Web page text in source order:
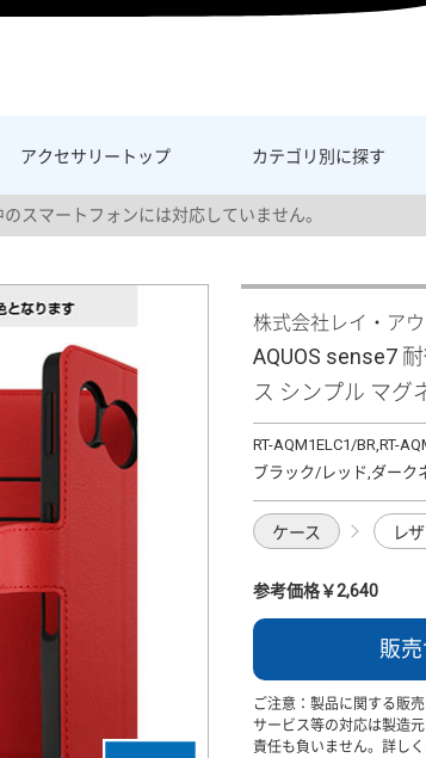
アクセサリー トップ カテゴリ別に探す
スマートフォンには対応していません。
株式会社レイ・ア
AQUOS sense7
ス シンプル マグ
RT-AQM1ELC1/BR,RT-
ブラック/レッド,ダーク
ケース レ
参考価格￥2,640
販
ご注意：製品に関する販
サービス等の対応は製造
責任も負いません。詳し